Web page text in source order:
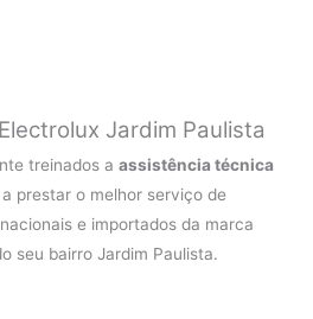
Jardim Paulista
treinados aassistência técnica
prestar o melhor serviço de
e importados da marca
seu bairro Jardim Paulista.